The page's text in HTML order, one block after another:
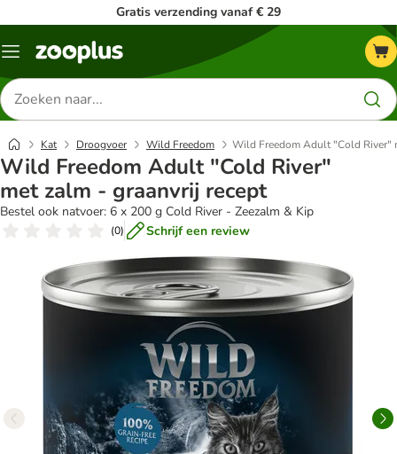
Gratis verzending vanaf € 29
Menu
Zoeken
naar
producten
Kat Droogvoer Wild Freedom Wild Freedom Adult "Cold River"
Wild Freedom Adult "Cold River"
met zalm - graanvrij recept
Bestel ook natvoer: 6 x 200 g Cold River - Zeezalm & Kip
(0) Schrijf een review